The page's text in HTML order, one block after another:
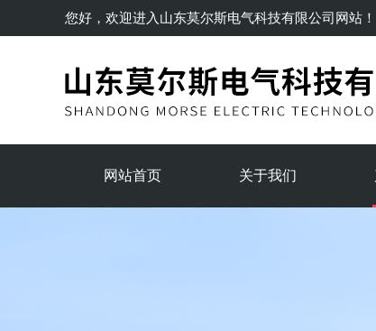
您好，欢迎进入 山东莫尔斯电气科技有限公司网站！
网站首页 关于我们